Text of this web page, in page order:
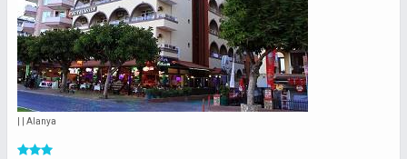
| | Alanya